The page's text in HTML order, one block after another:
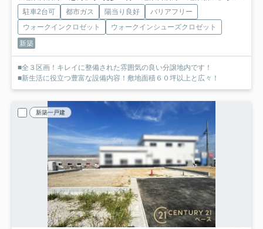
駐車2台可 都市ガス 陽当り良好
バリアフリー
ウォークインクロゼット
ウォークインシューズクロゼット
新築
■全３区画！キレイに整備された雰囲気の良い分譲地内です！
■新生活に役立つ豊富な設備内容！敷地面積６０坪以上と広々！
新築一戸建